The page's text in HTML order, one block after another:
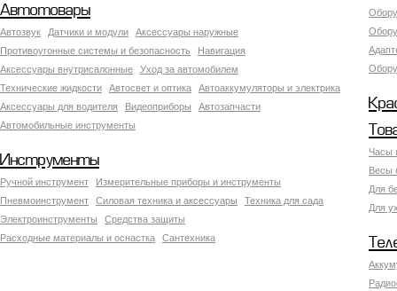
Автотовары
Автозвук Датчики и модули
Аксессуары наружные
Противоугонные системы и безопасность
Навигация
Аксесcуары внутрисалонные
Уход за автомобилем
Технические жидкости
Автосвет и оптика
Автоаккумуляторы и электрика
Аксессуары для водителя
Видеоприборы
Автозапчасти
Автомобильные инструменты
Часы
Весы
Для
Для
Инструменты
Ручной инструмент
Измерительные приборы и инструменты
Пневмоинструмент
Силовая техника и аксессуары
Техника для сада
Электроинструменты
Средства защиты
Расходные материалы и оснастка
Сантехника